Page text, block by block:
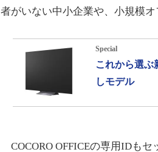
者がいない中小企業や、小規模
Special
これから選ぶ
しモデル
COCORO OFFICEの専用IDもセ